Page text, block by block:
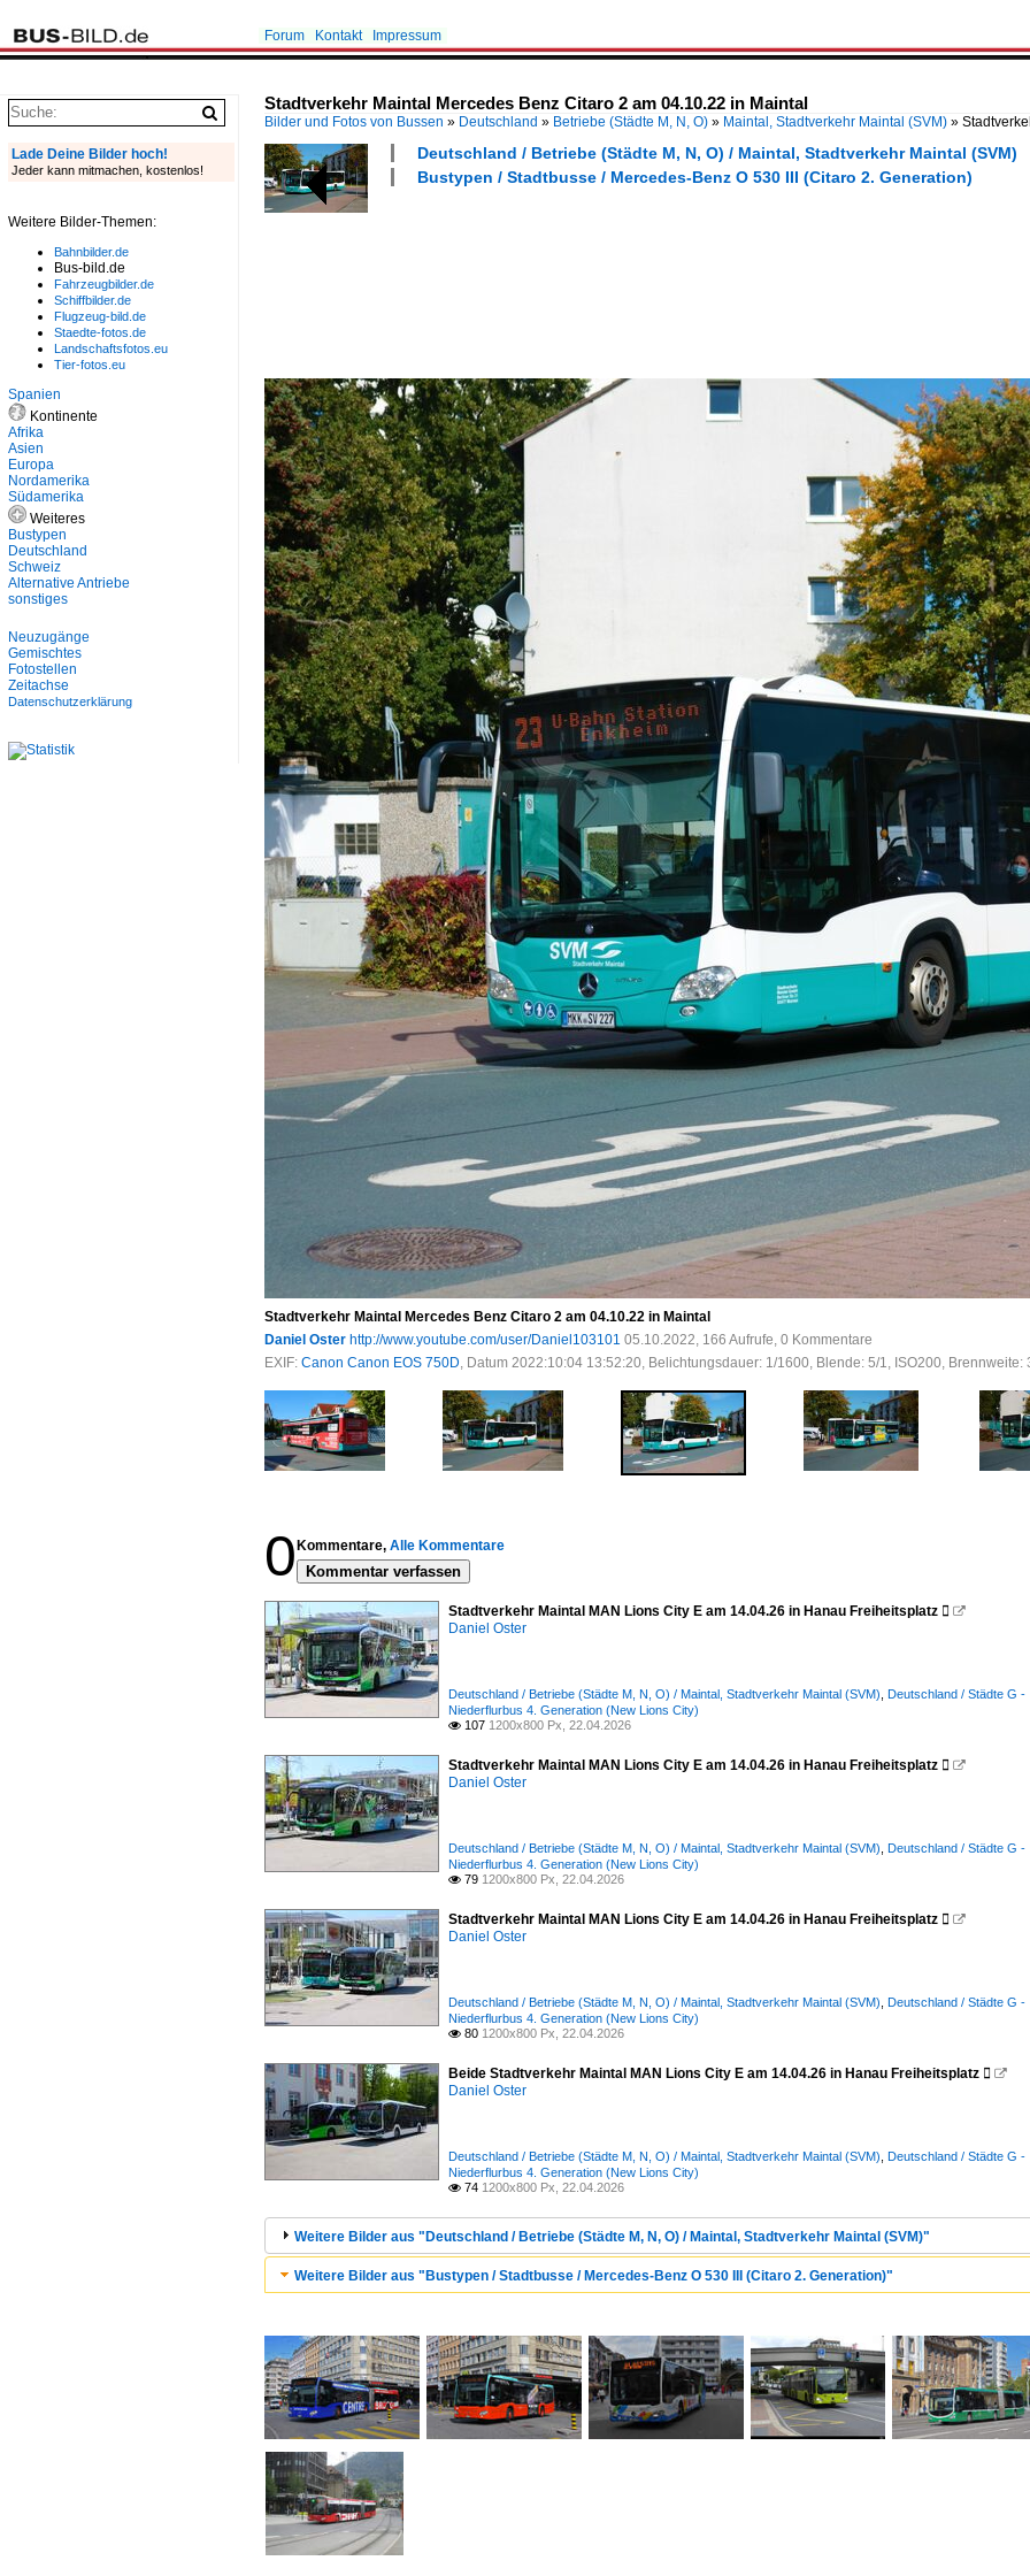
Forum Kontakt Impressum
Stadtverkehr Maintal Mercedes Benz Citaro 2 am 04.10.22 in Maintal
Bilder und Fotos von Bussen » Deutschland » Betriebe (Städte M, N, O) » Maintal, Stadtverkehr Maintal (SVM) »
Deutschland / Betriebe (Städte M, N, O) / Maintal, Stadtverkehr Maintal (SVM)
Bustypen / Stadtbusse / Mercedes-Benz O 530 III (Citaro 2. Generation)
Stadtverkehr Maintal Mercedes Benz Citaro 2 am 04.10.22 in Maintal
Daniel Oster http://www.youtube.com/user/Daniel103101 05.10.2022, 166 Aufrufe, 0 Kommentare
EXIF: Canon Canon EOS 750D, Datum 2022:10:04 13:52:20, Belichtungsdauer: 1/1600, Blende: 5/1, ISO200, Brennweite:
0 Kommentare, Alle Kommentare
Kommentar verfassen
Stadtverkehr Maintal MAN Lions City E am 14.04.26 in Hanau Freiheitsplatz  
Daniel Oster
Deutschland / Betriebe (Städte M, N, O) / Maintal, Stadtverkehr Maintal (SVM) Deutschland / Städte G -
Niederflurbus 4. Generation (New Lions City)
 107 1200x800 Px, 22.04.2026
Stadtverkehr Maintal MAN Lions City E am 14.04.26 in Hanau Freiheitsplatz  
Daniel Oster
Deutschland / Betriebe (Städte M, N, O) / Maintal, Stadtverkehr Maintal (SVM) Deutschland / Städte G -
Niederflurbus 4. Generation (New Lions City)
 79 1200x800 Px, 22.04.2026
Stadtverkehr Maintal MAN Lions City E am 14.04.26 in Hanau Freiheitsplatz  
Daniel Oster
Deutschland / Betriebe (Städte M, N, O) / Maintal, Stadtverkehr Maintal (SVM) Deutschland / Städte G -
Niederflurbus 4. Generation (New Lions City)
 80 1200x800 Px, 22.04.2026
Beide Stadtverkehr Maintal MAN Lions City E am 14.04.26 in Hanau Freiheitsplatz  
Daniel Oster
Deutschland / Betriebe (Städte M, N, O) / Maintal, Stadtverkehr Maintal (SVM) Deutschland / Städte G -
Niederflurbus 4. Generation (New Lions City)
 74 1200x800 Px, 22.04.2026
Weitere Bilder aus "Deutschland / Betriebe (Städte M, N, O) / Maintal, Stadtverkehr Maintal (SVM)"
Weitere Bilder aus "Bustypen / Stadtbusse / Mercedes-Benz O 530 III (Citaro 2. Generation)"
Lade Deine Bilder hoch!
Jeder kann mitmachen, kostenlos!
Weitere Bilder-Themen:
Bahnbilder.de
Bus-bild.de
Fahrzeugbilder.de
Schiffbilder.de
Flugzeug-bild.de
Staedte-fotos.de
Landschaftsfotos.eu
Tier-fotos.eu
Spanien
Kontinente
Afrika
Asien
Europa
Nordamerika
Südamerika
Weiteres
Bustypen
Deutschland
Schweiz
Alternative Antriebe
sonstiges
Neuzugänge
Gemischtes
Fotostellen
Zeitachse
Datenschutzerklärung